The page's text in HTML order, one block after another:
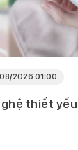
2026 01:00
thiết